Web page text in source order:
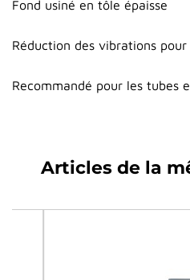
Fond usiné en tôle épaisse
Réduction des vibrations
Recommandé pour les tubes
Articles de la